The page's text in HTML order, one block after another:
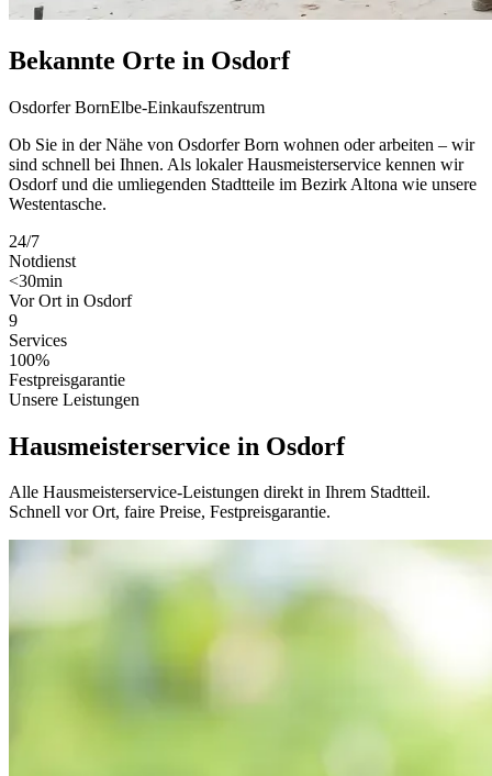
Bekannte Orte in Osdorf
Osdorfer BornElbe-Einkaufszentrum
Ob Sie in der Nähe von Osdorfer Born wohnen oder arbeiten – wir
sind schnell bei Ihnen. Als lokaler Hausmeisterservice kennen wir
Osdorf und die umliegenden Stadtteile im Bezirk Altona wie unsere
Westentasche.
24/7
Notdienst
<30min
Vor Ort in Osdorf
9
Services
100%
Festpreisgarantie
Unsere Leistungen
Hausmeisterservice in Osdorf
Alle Hausmeisterservice-Leistungen direkt in Ihrem Stadtteil.
Schnell vor Ort, faire Preise, Festpreisgarantie.